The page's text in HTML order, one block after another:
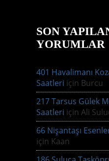
SON
YORUMLAR
401 Havalimanı
Saatleri için Burcu
217 Tarsus Gülek
Saatleri için Ali
66 Nişantaşı
için Kaan